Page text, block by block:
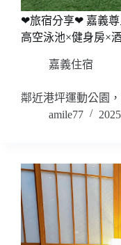
❤旅宿分享❤ 嘉義尊
高空泳池×健身房×
嘉義住宿
鄰近港坪運動公園
amile77